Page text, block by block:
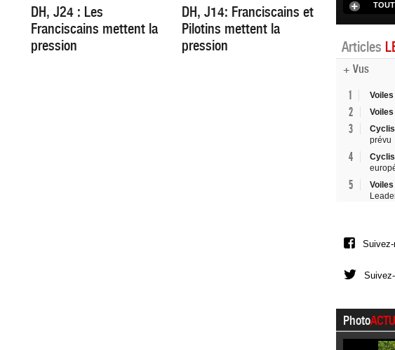
DH, J24 : Les
Franciscains mettent la
pression
DH, J14: Franciscains et
Pilotins mettent la
pression
Articles
+ Vus
1 Voiles
2 Voiles
3
prévu
4
5 Voiles
Photo